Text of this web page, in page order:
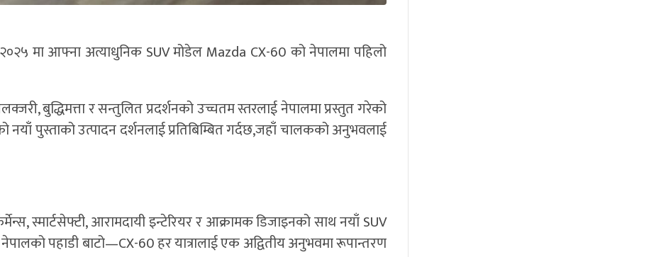
मा आफ्ना अत्याधुनिक SUV मोडेल Mazda CX-60 को नेपालमा पहिलो
बुद्धिमत्ता र सन्तुलित प्रदर्शनको उच्चतम स्तरलाई नेपालमा प्रस्तुत गरेको
पुस्ताको उत्पादन दर्शनलाई प्रतिबिम्बित गर्दछ,जहाँ चालकको अनुभवलाई
स्मार्टसेफ्टी, आरामदायी इन्टेरियर र आक्रामक डिजाइनको साथ नयाँ SUV
पहाडी बाटो—CX-60 हर यात्रालाई एक अद्वितीय अनुभवमा रूपान्तरण